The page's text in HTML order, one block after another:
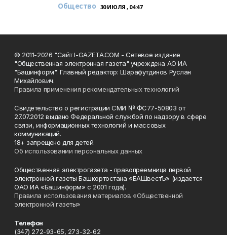
Общество 30 ИЮЛЯ , 04:47
© 2011-2026 "Сайт I-GAZETA.COM - Сетевое издание
"Общественная электронная газета" учреждена АО ИА
"Башинформ". Главный редактор: Шарафутдинов Руслан
Михайлович.
Правила применения рекомендательных технологий
Свидетельство о регистрации СМИ № ФС77-50803 от
27.07.2012 выдано Федеральной службой по надзору в сфере
связи, информационных технологий и массовых
коммуникаций.
18+ запрещено для детей.
Об использовании персональных данных
Общественная электрогазета - правопреемница первой
электронной газеты Башкортостана «БАШвестЪ» (издается
ОАО ИА «Башинформ» с 2001 года).
Правила использования материалов «Общественной
электронной газеты»
Телефон
(347) 272-93-65, 273-32-62